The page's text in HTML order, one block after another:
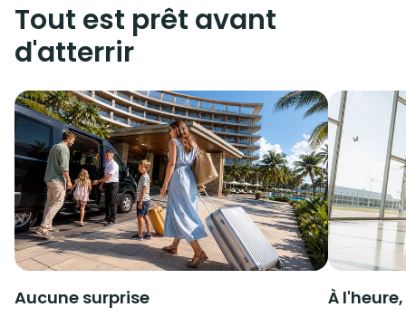
Tout est prêt avant
d'atterrir
Aucune surprise À